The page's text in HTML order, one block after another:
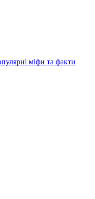
міфи та факти